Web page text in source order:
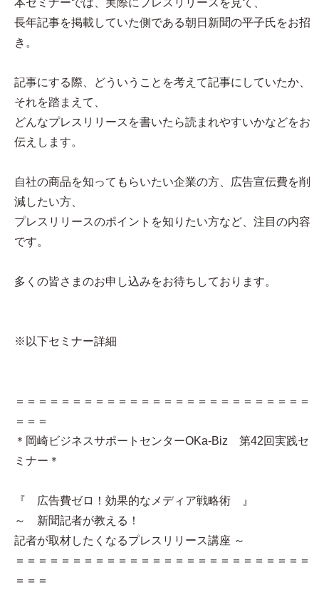
本セミナーでは、実際にプレスリリースを見て、
長年記事を掲載していた側である朝日新聞の平子氏をお招
き。
記事にする際、どういうことを考えて記事にしていたか、
それを踏まえて、
どんなプレスリリースを書いたら読まれやすいかなどをお
伝えします。
自社の商品を知ってもらいたい企業の方、広告宣伝費を削
減したい方、
プレスリリースのポイントを知りたい方など、注目の内容
です。
多くの皆さまのお申し込みをお待ちしております。
※以下セミナー詳細
＝＝＝＝＝＝＝＝＝＝＝＝＝＝＝＝＝＝＝＝＝＝＝＝＝＝
＝＝＝
＊岡崎ビジネスサポートセンターOKa-Biz 第42回実践セ
ミナー＊
『 広告費ゼロ！効果的なメディア戦略術 』
～ 新聞記者が教える！
記者が取材したくなるプレスリリース講座 ～
＝＝＝＝＝＝＝＝＝＝＝＝＝＝＝＝＝＝＝＝＝＝＝＝＝＝
＝＝＝